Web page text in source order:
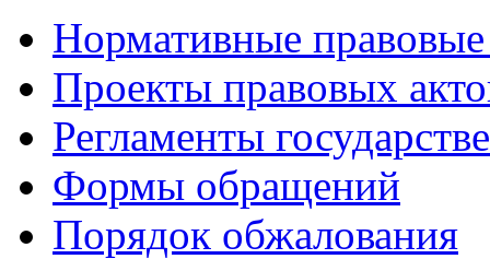
Нормативные
Проекты правовых
Регламенты
Формы обращений
Порядок обжалования